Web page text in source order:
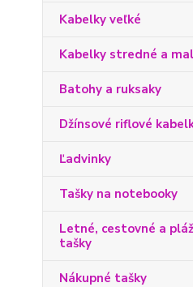
Kabelky veľké
Kabelky stredné a
Batohy a ruksaky
Džínsové riflové
Ľadvinky
Tašky na notebooky
Letné, cestovné a
tašky
Nákupné tašky